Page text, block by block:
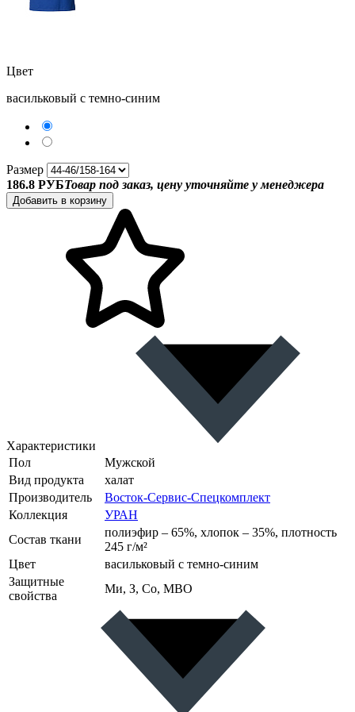
Цвет
васильковый с темно-синим
Размер
186.8 РУБТовар под заказ, цену уточняйте у менеджера
Добавить в корзину
Характеристики
Пол
Мужской
Вид продукта
халат
Производитель
Восток-Сервис-Спецкомплект
Коллекция
УРАН
Состав ткани
полиэфир – 65%, хлопок – 35%, плотность
245 г/м²
Цвет
васильковый с темно-синим
Защитные
свойства
Ми, З, Со, МВО